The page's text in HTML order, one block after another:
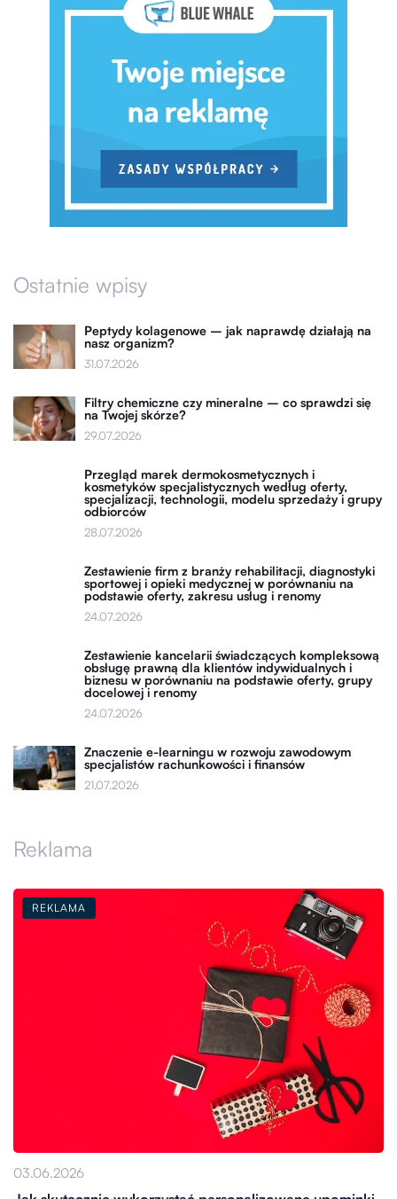
Ostatnie wpisy
Peptydy kolagenowe – jak naprawdę działają na
nasz organizm?
31.07.2026
Filtry chemiczne czy mineralne – co sprawdzi się
na Twojej skórze?
29.07.2026
Przegląd marek dermokosmetycznych i
kosmetyków specjalistycznych według oferty,
specjalizacji, technologii, modelu sprzedaży i grupy
odbiorców
28.07.2026
Zestawienie firm z branży rehabilitacji, diagnostyki
sportowej i opieki medycznej w porównaniu na
podstawie oferty, zakresu usług i renomy
24.07.2026
Zestawienie kancelarii świadczących kompleksową
obsługę prawną dla klientów indywidualnych i
biznesu w porównaniu na podstawie oferty, grupy
docelowej i renomy
24.07.2026
Znaczenie e-learningu w rozwoju zawodowym
specjalistów rachunkowości i finansów
21.07.2026
Reklama
REKLAMA
03.06.2026